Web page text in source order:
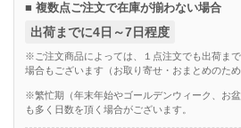
■ 複数点ご注文で在庫が揃わない場合
出荷までに4日～7日程度
※ご注文商品によっては、１点注文でも出荷ま
場合もございます（お取り寄せ・おまとめのため
※繁忙期（年末年始やゴールデンウィーク、お
も多く日数を頂く場合がございます。